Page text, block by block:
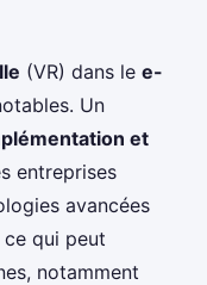
(VR) dans le e-
Un
et
entreprises
avancées
qui peut
notamment